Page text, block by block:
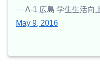
— A-1 広島 学生生活向
May 9, 2016